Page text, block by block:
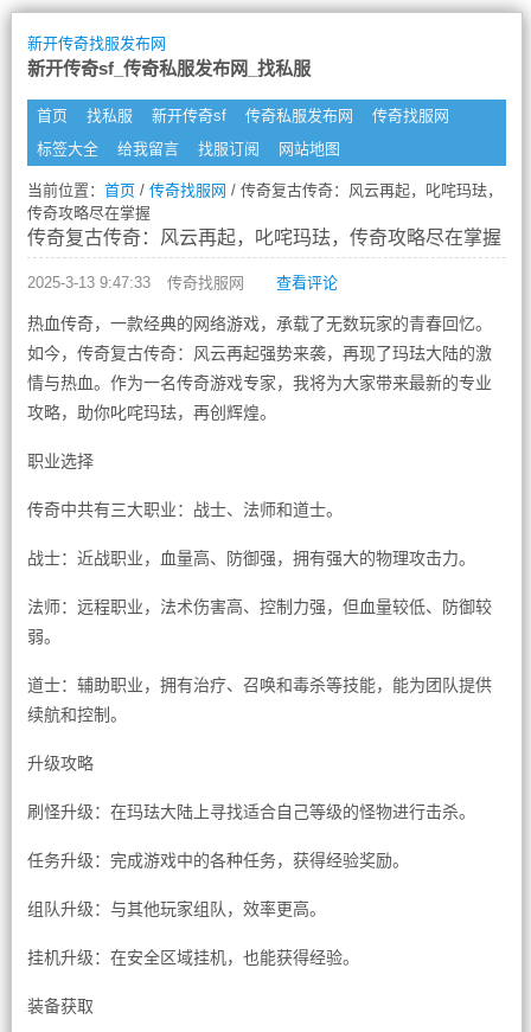
新开传奇找服发布网
新开传奇sf_传奇私服发布网_找私服
首页 找私服 新开传奇sf 传奇私服发布网
传奇找服网
标签大全
给我留言 找服订阅 网站地图
当前位置： 首页/ 传奇找服网 / 传奇复古传奇：风云再起，叱咤玛珐，
传奇攻略尽在掌握
传奇复古传奇：风云再起，叱咤玛珐，传奇攻略尽在掌握
2025-3-13 9:47:33 传奇找服网 查看评论
热血传奇，一款经典的网络游戏，承载了无数玩家的青春回忆。
如今，传奇复古传奇：风云再起强势来袭，再现了玛珐大陆的激
情与热血。作为一名传奇游戏专家，我将为大家带来最新的专业
攻略，助你叱咤玛珐，再创辉煌。
职业选择
传奇中共有三大职业：战士、法师和道士。
战士：近战职业，血量高、防御强，拥有强大的物理攻击力。
法师：远程职业，法术伤害高、控制力强，但血量较低、防御较
弱。
道士：辅助职业，拥有治疗、召唤和毒杀等技能，能为团队提供
续航和控制。
升级攻略
刷怪升级：在玛珐大陆上寻找适合自己等级的怪物进行击杀。
任务升级：完成游戏中的各种任务，获得经验奖励。
组队升级：与其他玩家组队，效率更高。
挂机升级：在安全区域挂机，也能获得经验。
装备获取